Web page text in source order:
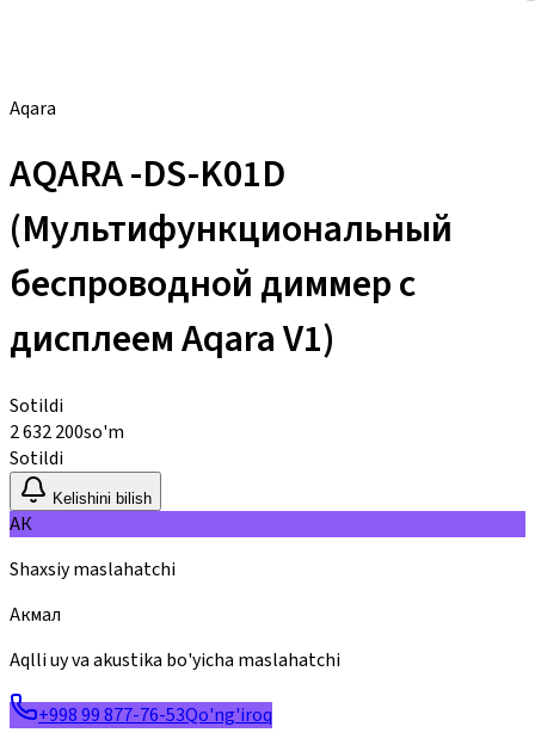
Aqara
AQARA -DS-K01D
(Мультифункциональный
беспроводной диммер с
дисплеем Aqara V1)
Sotildi
2 632 200so'm
Sotildi
Kelishini bilish
АК
Shaxsiy maslahatchi
Акмал
Aqlli uy va akustika bo'yicha maslahatchi
+998 99 877-76-53Qo'ng'iroq